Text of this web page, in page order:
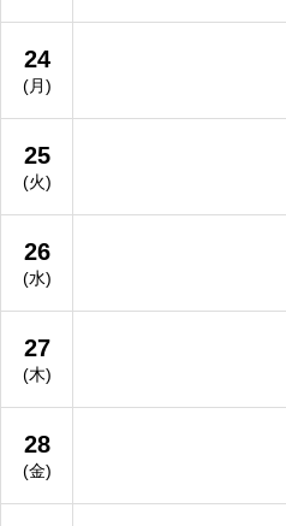
24
(月)
25
(火)
26
(水)
27
(木)
28
(金)